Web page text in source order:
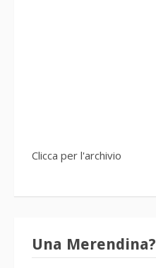
Clicca per l'archivio
Una Merendina?